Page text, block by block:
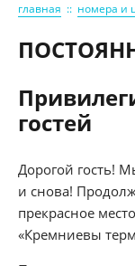
главная :: номера и
гостей
Дорогой гость!
и снова!
прекрасное
«Кремниевы